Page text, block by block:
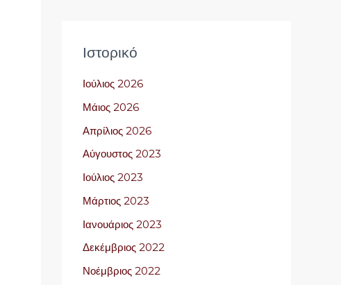
Ιστορικό
Ιούλιος 2026
Μάιος 2026
Απρίλιος 2026
Αύγουστος 2023
Ιούλιος 2023
Μάρτιος 2023
Ιανουάριος 2023
Δεκέμβριος 2022
Νοέμβριος 2022